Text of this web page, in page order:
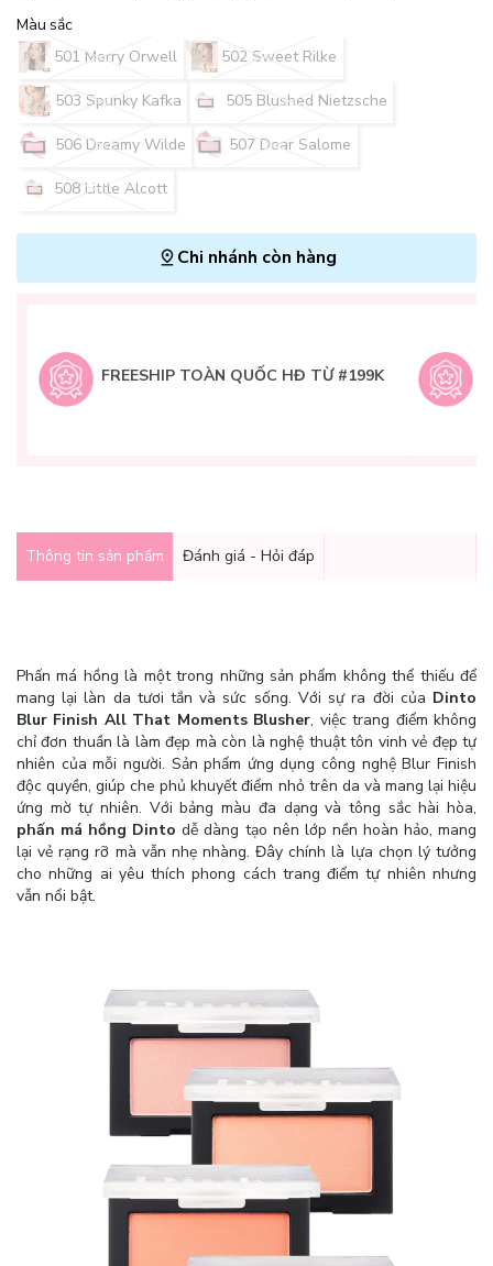
Màu sắc
501 Merry Orwell
502 Sweet Rilke
503 Spunky Kafka 505 Blushed Nietzsche
506 Dreamy Wilde 507 Dear Salome
508 Little Alcott
Chi nhánh còn hàng
FREESHIP TOÀN QUỐC HĐ TỪ #199K
Thông tin sản phẩm Đánh giá - Hỏi đáp
Phấn má hồng là một trong những sản phẩm không thể thiếu để
mang lại làn da tươi tắn và sức sống. Với sự ra đời của Dinto
Blur Finish All That Moments Blusher, việc trang điểm không
chỉ đơn thuần là làm đẹp mà còn là nghệ thuật tôn vinh vẻ đẹp tự
nhiên của mỗi người. Sản phẩm ứng dụng công nghệ Blur Finish
độc quyền, giúp che phủ khuyết điểm nhỏ trên da và mang lại hiệu
ứng mờ tự nhiên. Với bảng màu đa dạng và tông sắc hài hòa,
phấn má hồng Dintodễ dàng tạo nên lớp nền hoàn hảo, mang
lại vẻ rạng rỡ mà vẫn nhẹ nhàng. Đây chính là lựa chọn lý tưởng
cho những ai yêu thích phong cách trang điểm tự nhiên nhưng
vẫn nổi bật.